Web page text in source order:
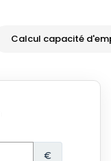
Calcul capacité